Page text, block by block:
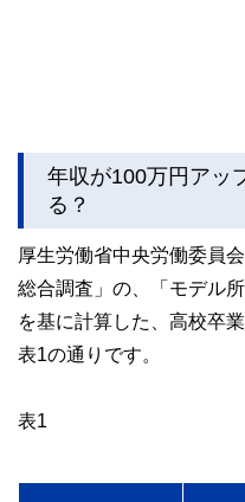
年収が100万円アッ
る？
厚生労働省中央労働委員
総合調査」の、「モデル
を基に計算した、高校卒
表1の通りです。
表1